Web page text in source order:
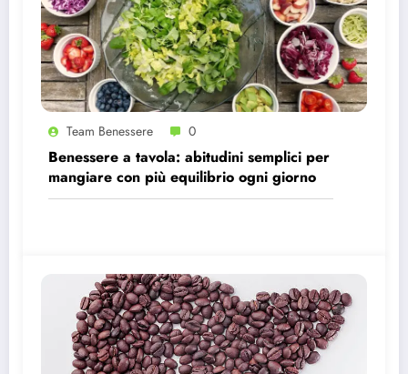
Team Benessere 0
Benessere a tavola: abitudini semplici per
mangiare con più equilibrio ogni giorno